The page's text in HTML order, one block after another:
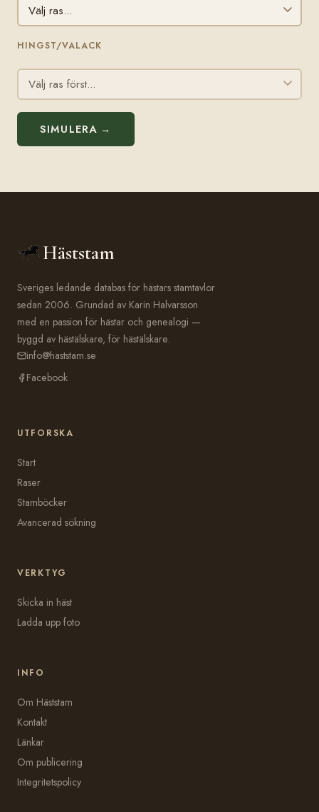
HINGST/VALACK
SIMULERA →
Häststam
Sveriges ledande databas för hästars stamtavlor
sedan 2006. Grundad av Karin Halvarsson
med en passion för hästar och genealogi —
byggd av hästälskare, för hästälskare.
info@haststam.se
Facebook
UTFORSKA
Start
Raser
Stamböcker
Avancerad sökning
VERKTYG
Skicka in häst
Ladda upp foto
INFO
Om Häststam
Kontakt
Länkar
Om publicering
Integritetspolicy